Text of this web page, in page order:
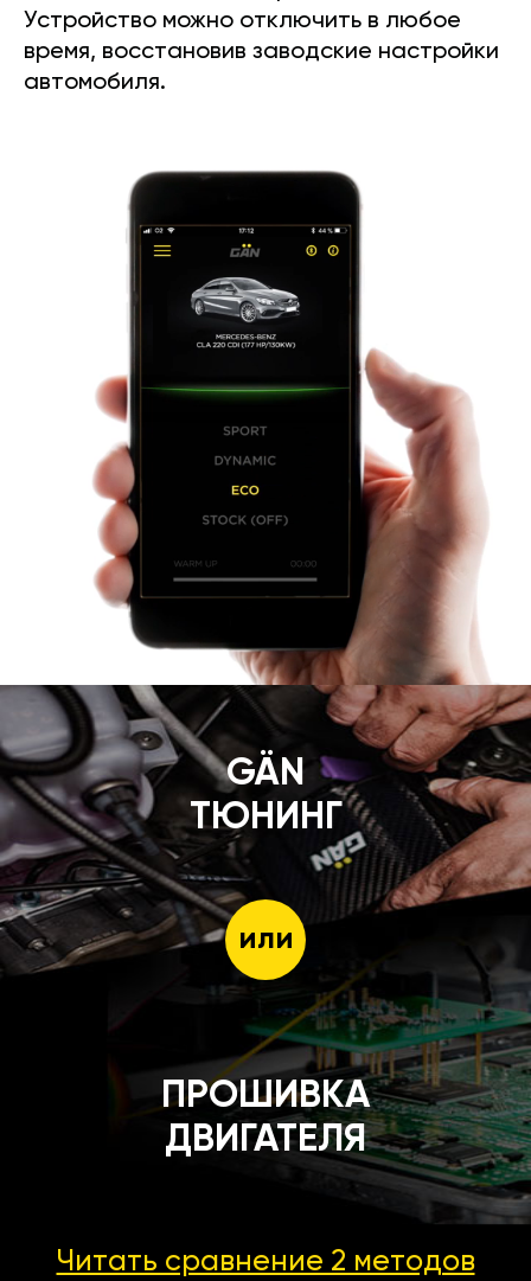
Устройство можно отключить в любое
время, восстановив заводские настройки
автомобиля.
GÄN
ТЮНИНГ
или
ПРОШИВКА
ДВИГАТЕЛЯ
Читать сравнение 2 методов